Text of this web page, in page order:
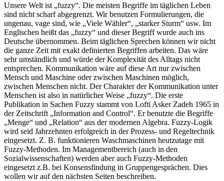
Unsere Welt ist „fuzzy“. Die meisten Begriffe im täglichen Leben
sind nicht scharf abgegrenzt. Wir benutzen Formulierungen, die
ungenau, vage sind, wie „Viele Wähler“, „starker Sturm“ usw. Im
Englischen heißt das „fuzzy“ und dieser Begriff wurde auch ins
Deutsche übernommen. Beim täglichen Sprechen können wir nicht
die ganze Zeit mit exakt definierten Begriffen arbeiten. Das wäre
sehr umständlich und würde der Komplexität des Alltags nicht
entsprechen. Kommunikation wäre auf diese Art nur zwischen
Mensch und Maschine oder zwischen Maschinen möglich,
zwischen Menschen nicht. Der Charakter der Kommunikation unter
Menschen ist also in natürlicher Weise „fuzzy“. Die erste
Publikation in Sachen Fuzzy stammt von Lofti Asker Zadeh 1965 in
der Zeitschrift „Information and Control“. Er benutzte die Begriffe
„Menge“ und „Relation“ aus der modernen Algebra. Fuzzy-Logik
wird seid Jahrzehnten erfolgreich in der Prozess- und Regeltechnik
eingesetzt. Z. B. funktionieren Waschmaschinen heutzutage mit
Fuzzy-Methoden. Im Managementbereich (auch in den
Sozialwissenschaften) werden aber auch Fuzzy-Methoden
eingesetzt z.B. bei Konsensfindung in Gruppengesprächen. Dies
wollen wir auf den nächsten Seiten beschreiben.